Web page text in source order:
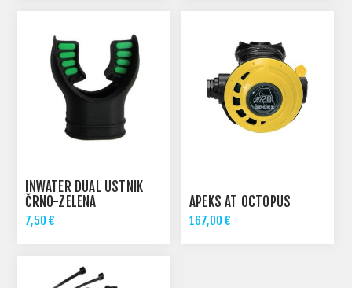
INWATER DUAL USTNIK
ČRNO-ZELENA
7,50 €
APEKS AT OCTOPUS
167,00 €